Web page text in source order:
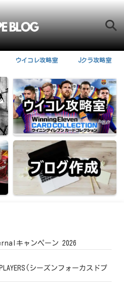
ウイコレ攻略室 Jクラ攻略室
キャンペーン 2026
PLAYERS(シーズンフォーカスドプ